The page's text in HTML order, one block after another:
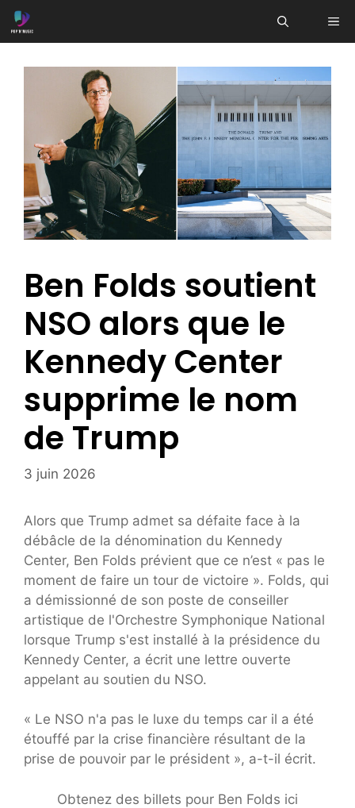
Aller
au
Ben Folds soutient
NSO alors que le
Kennedy Center
supprime le nom
de Trump
3 juin 2026
Alors que Trump admet sa défaite face à la
débâcle de la dénomination du Kennedy
Center, Ben Folds prévient que ce n’est « pas le
moment de faire un tour de victoire ». Folds, qui
a démissionné de son poste de conseiller
artistique de l'Orchestre Symphonique National
lorsque Trump s'est installé à la présidence du
Kennedy Center, a écrit une lettre ouverte
appelant au soutien du NSO.
« Le NSO n'a pas le luxe du temps car il a été
étouffé par la crise financière résultant de la
prise de pouvoir par le président », a-t-il écrit.
Obtenez des billets pour Ben Folds ici